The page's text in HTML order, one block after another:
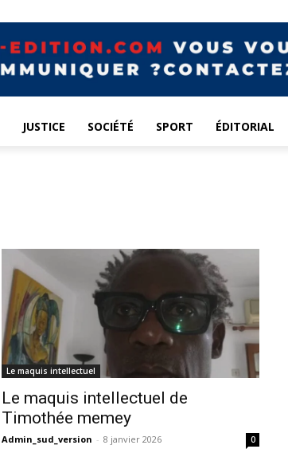
JUSTICE SOCIÉTÉ SPORT ÉDITORIAL
Le maquis intellectuel
Le maquis intellectuel de
Timothée memey
Admin_sud_version - 8 janvier 2026 0